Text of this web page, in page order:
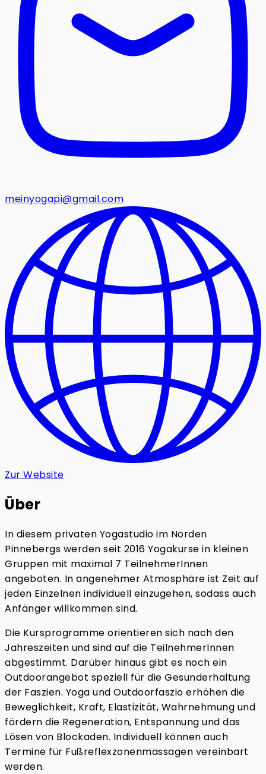
meinyogapi@gmail.com
Zur Website
Über
In diesem privaten Yogastudio im Norden
Pinnebergs werden seit 2016 Yogakurse in kleinen
Gruppen mit maximal 7 TeilnehmerInnen
angeboten. In angenehmer Atmosphäre ist Zeit auf
jeden Einzelnen individuell einzugehen, sodass auch
Anfänger willkommen sind.
Die Kursprogramme orientieren sich nach den
Jahreszeiten und sind auf die TeilnehmerInnen
abgestimmt. Darüber hinaus gibt es noch ein
Outdoorangebot speziell für die Gesunderhaltung
der Faszien. Yoga und Outdoorfaszio erhöhen die
Beweglichkeit, Kraft, Elastizität, Wahrnehmung und
fördern die Regeneration, Entspannung und das
Lösen von Blockaden. Individuell können auch
Termine für Fußreflexzonenmassagen vereinbart
werden.